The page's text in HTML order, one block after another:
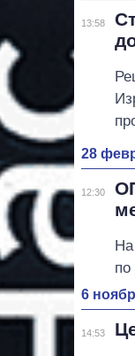
13:58
28
12:30
6
14:53